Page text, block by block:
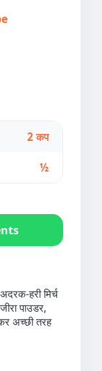
2 कप
½
हरी मिर्च
पाउडर,
अच्छी तरह